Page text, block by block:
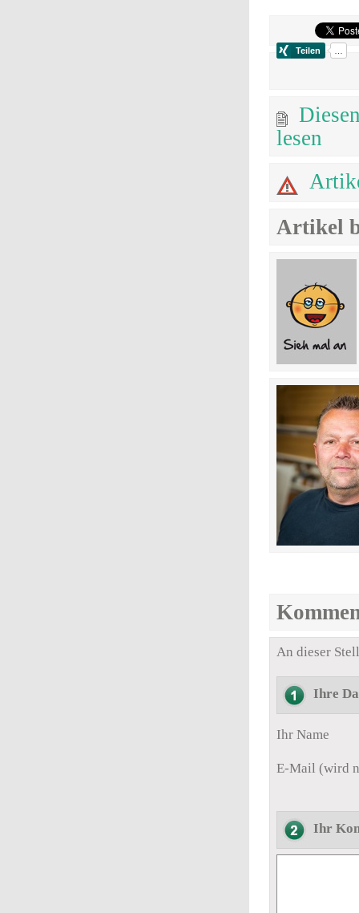
lesen
Artikel
An dieser
Ihre
Ihr Name
E-Mail (wird
Ihr